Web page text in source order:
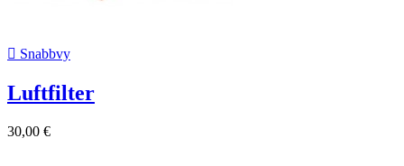
 Snabbvy
Luftfilter
30,00 €